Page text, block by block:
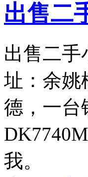
出售二
出售二手
址：余姚
德，一台
我。